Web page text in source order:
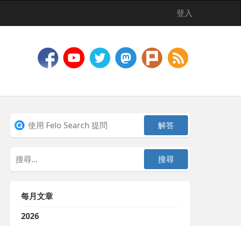
登入
每月文章
2026